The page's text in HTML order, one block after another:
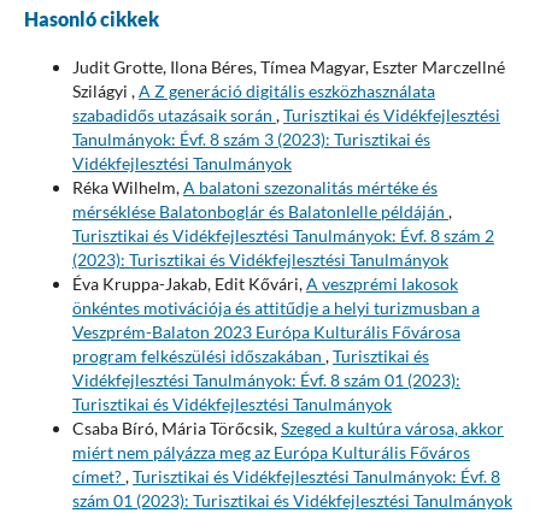
Hasonló cikkek
Judit Grotte, Ilona Béres, Tímea Magyar, Eszter Marczellné
Szilágyi ,A Z generáció digitális eszközhasználata
szabadidős utazásaik során ,Turisztikai és Vidékfejlesztési
Tanulmányok: Évf. 8 szám 3 (2023): Turisztikai és
Vidékfejlesztési Tanulmányok
Réka Wilhelm,A balatoni szezonalitás mértéke és
mérséklése Balatonboglár és Balatonlelle példáján ,
Turisztikai és Vidékfejlesztési Tanulmányok: Évf. 8 szám 2
(2023): Turisztikai és Vidékfejlesztési Tanulmányok
Éva Kruppa-Jakab, Edit Kővári,A veszprémi lakosok
önkéntes motivációja és attitűdje a helyi turizmusban a
Veszprém-Balaton 2023 Európa Kulturális Fővárosa
program felkészülési időszakában ,Turisztikai és
Vidékfejlesztési Tanulmányok: Évf. 8 szám 01 (2023):
Turisztikai és Vidékfejlesztési Tanulmányok
Csaba Bíró, Mária Törőcsik,Szeged a kultúra városa, akkor
miért nem pályázza meg az Európa Kulturális Főváros
címet?,Turisztikai és Vidékfejlesztési Tanulmányok: Évf. 8
szám 01 (2023): Turisztikai és Vidékfejlesztési Tanulmányok